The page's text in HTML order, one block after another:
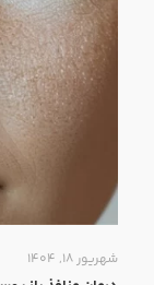
شهریور ۱۸, ۱۴۰۴